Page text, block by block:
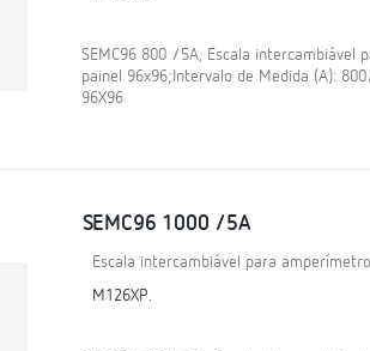
SEMC96 800 /5A, Escala intercambiável
painel 96x96;Intervalo de Medida (A):
96X96
SEMC96 1000 /5A
Escala intercambiável para
M126XP.